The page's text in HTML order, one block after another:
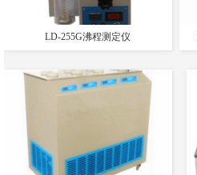
LD-255G沸程测定仪